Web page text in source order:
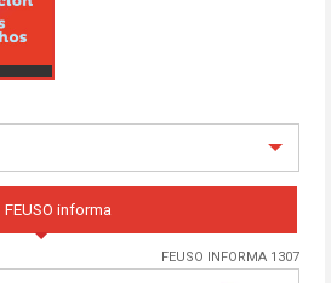
FEUSO informa
FEUSO INFORMA 1307